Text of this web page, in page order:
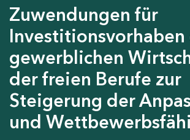
Zuwendungen für
Investitionsvorhaben
gewerblichen
der freien Berufe zur
Steigerung der
und